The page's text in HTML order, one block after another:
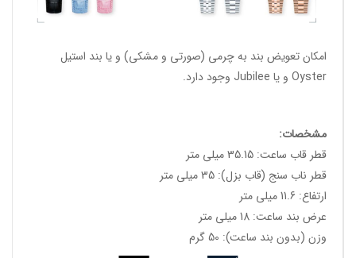
امکان تعویض بند به چرمی (صورتی و مشکی) و یا بند استیل
Oyster و یا Jubilee وجود دارد.
مشخصات:
قطر قاب ساعت: 35.15 میلی متر
قطر ناب سنج (قاب بزل): 35 میلی متر
ارتفاع: 11.6 میلی متر
عرض بند ساعت: 18 میلی متر
وزن (بدون بند ساعت): 50 گرم